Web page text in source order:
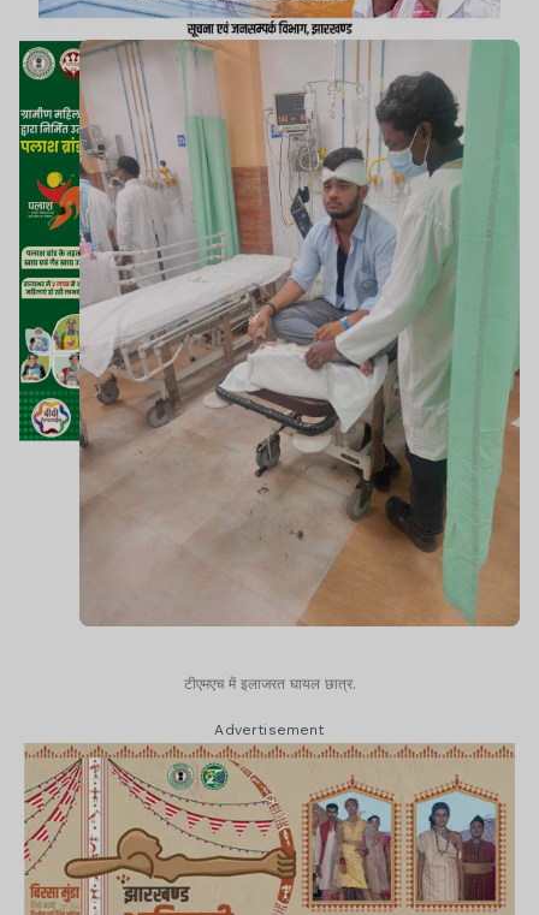
टीएमएच में इलाजरत घायल छात्र.
Advertisement